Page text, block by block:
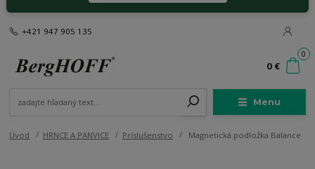
Menu
+421 947 905 135
0
0 €
Úvod HRNCE A PANVICE Príslušenstvo Magnetická podložka Balance